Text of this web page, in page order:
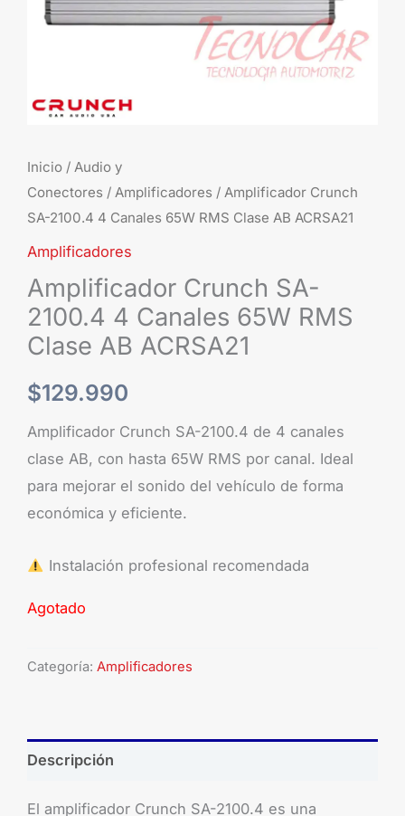
Inicio / Audio y
Conectores / Amplificadores / Amplificador Crunch
SA-2100.4 4 Canales 65W RMS Clase AB ACRSA21
Amplificadores
Amplificador Crunch SA-
2100.4 4 Canales 65W RMS
Clase AB ACRSA21
$129.990
Amplificador Crunch SA-2100.4 de 4 canales
clase AB, con hasta 65W RMS por canal. Ideal
para mejorar el sonido del vehículo de forma
económica y eficiente.
Instalación profesional recomendada
Agotado
Categoría: Amplificadores
Descripción
El amplificador Crunch SA-2100.4 es una